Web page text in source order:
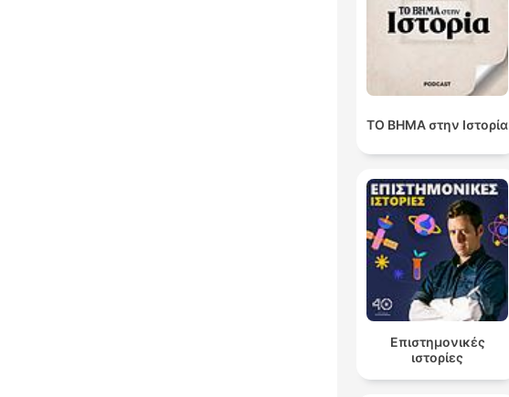
ΤΟ ΒΗΜΑ στην Ιστορία
Επιστημονικές
ιστορίες